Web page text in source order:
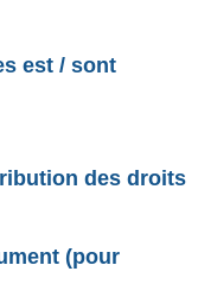
est / sont
des droits
(pour